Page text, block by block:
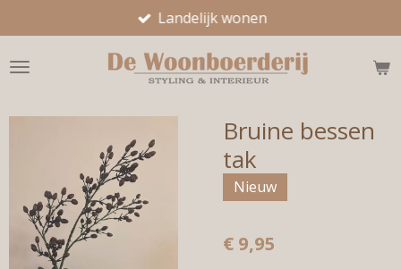
direct
naar
Landelijk wonen
Bruine bessen
tak
Nieuw
€ 9,95